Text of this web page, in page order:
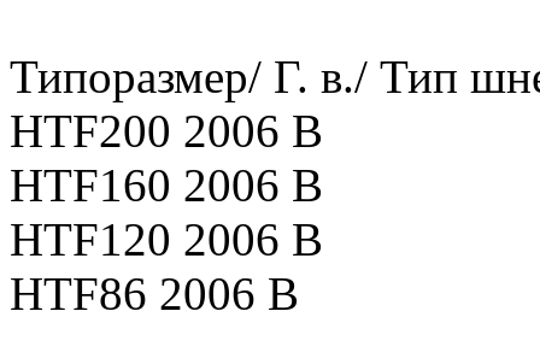
Типоразмер/ Г. в./ Тип
HTF200 2006 В
HTF160 2006 В
HTF120 2006 В
HTF86 2006 В